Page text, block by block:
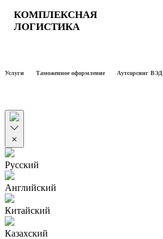
КОМПЛЕКСНАЯ
ЛОГИСТИКА
Услуги Таможенное оформление Аутсорсинг ВЭД
Русский
Английский
Китайский
Казахский